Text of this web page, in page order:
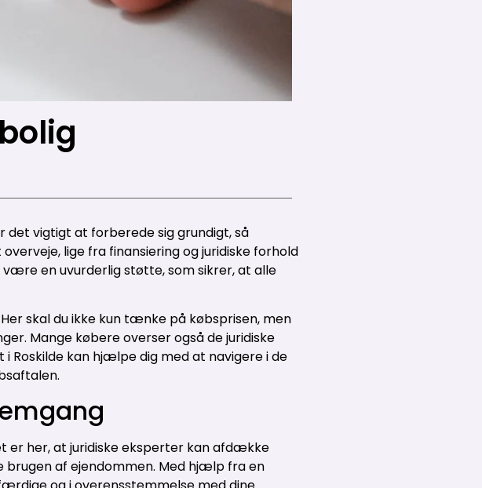
det vigtigt at forberede sig grundigt, så
lige fra finansiering og juridiske forhold
være en uvurderlig støtte, som sikrer, at alle
skal du ikke kun tænke på købsprisen, men
Mange købere overser også de juridiske
Roskilde kan hjælpe dig med at navigere i de
er her, at juridiske eksperter kan afdække
af ejendommen. Med hjælp fra en